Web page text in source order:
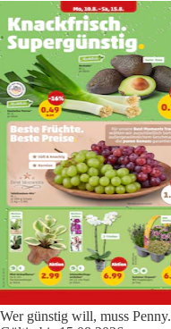
Wer günstig will, muss Penny.